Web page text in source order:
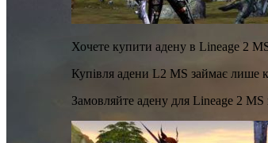
Хочете купити адену в Lineage 2
Купівля адени L2 MS займає лише
Замовляйте адену для Lineage 2